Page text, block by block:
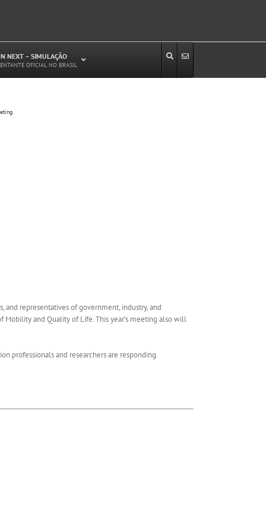
NEXT – SIMULAÇÃO
OFICIAL NO BRASIL
representatives of government, industry, and
and Quality of Life. This year’s meeting also will
professionals and researchers are responding.